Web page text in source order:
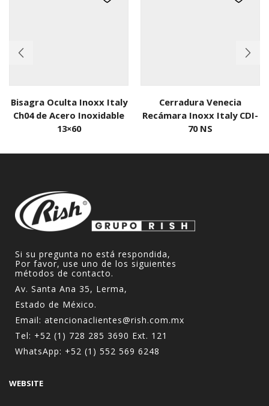
Bisagra Oculta Inoxx Italy
Ch04 de Acero Inoxidable
13×60
Cerradura Venecia
Recámara Inoxx Italy CDI-
70 NS
Si su pregunta no está respondida,
Por favor, use uno de los siguientes
métodos de contacto.
Av. Santa Ana 35, Lerma,
Estado de México.
Email: atencionaclientes@rish.com.mx
Tel: +52 (1) 728 285 3690 Ext. 121
WhatsApp: +52 (1) 552 569 6248
WEBSITE